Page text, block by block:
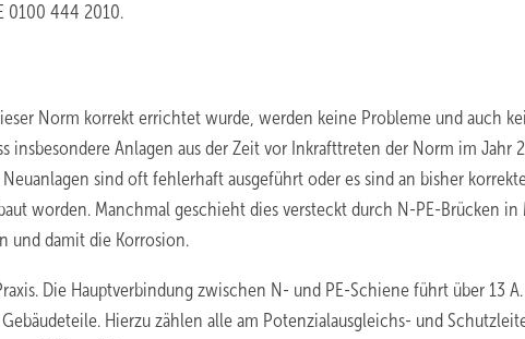
0100 444 2010.
Norm korrekt errichtet wurde, werden keine Probleme und auch
insbesondere Anlagen aus der Zeit vor Inkrafttreten der Norm im Jahr
sind oft fehlerhaft ausgeführt oder es sind an bisher
worden. Manchmal geschieht dies versteckt durch N-PE-Brücken in
und damit die Korrosion.
Die Hauptverbindung zwischen N- und PE-Schiene führt über 13
Hierzu zählen alle am Potenzialausgleichs- und